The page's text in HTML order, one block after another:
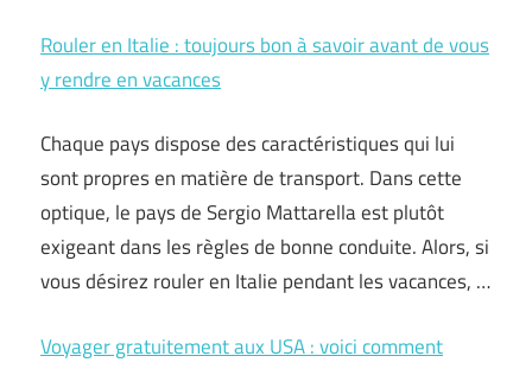
Rouler en Italie : toujours bon à savoir avant de vous
y rendre en vacances
Chaque pays dispose des caractéristiques qui lui
sont propres en matière de transport. Dans cette
optique, le pays de Sergio Mattarella est plutôt
exigeant dans les règles de bonne conduite. Alors, si
vous désirez rouler en Italie pendant les vacances, …
Voyager gratuitement aux USA : voici comment